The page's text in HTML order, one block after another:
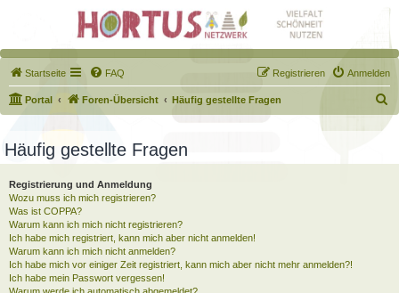
Startseite FAQ Anmelden
Registrieren
Portal Foren-Übersicht Häufig gestellte Fragen
u
h
Häufig gestellte Fragen
Registrierung und Anmeldung
Wozu muss ich mich registrieren?
Was ist COPPA?
Warum kann ich mich nicht registrieren?
Ich habe mich registriert, kann mich aber nicht anmelden!
Warum kann ich mich nicht anmelden?
Ich habe mich vor einiger Zeit registriert, kann mich aber nicht mehr anmelden?!
Ich habe mein Passwort vergessen!